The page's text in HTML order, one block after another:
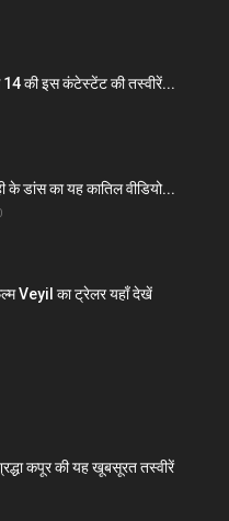
14 की इस कंटेस्टेंट की तस्वीरें...
के डांस का यह कातिल वीडियो...
Veyil का ट्रेलर यहाँ देखें
कपूर की यह खूबसूरत तस्वीरें